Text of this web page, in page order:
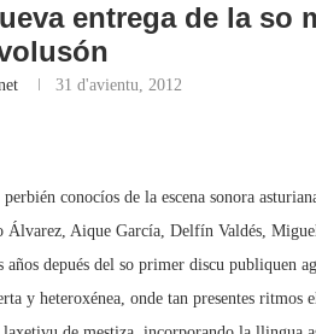
entrega de la so
31 d'avientu, 2012
conocíos de la escena sonora
Álvarez, Aique García, Delfín Valdés,
depués del so primer discu publiquen
y heteroxénea, onde tan presentes ritmos